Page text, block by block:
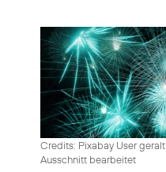
Credits: Pixabay User geralt
Ausschnitt bearbeitet